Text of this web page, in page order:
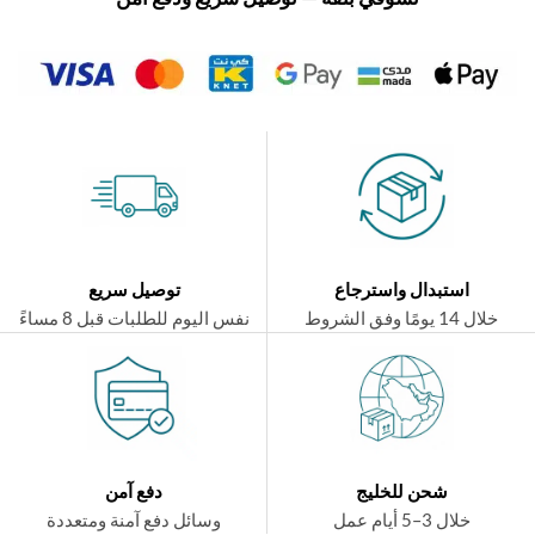
استبدال واسترجاع
توصيل سريع
نفس اليوم للطلبات قبل 8 مساءً
شحن للخليج
دفع آمن
وسائل دفع آمنة ومتعددة